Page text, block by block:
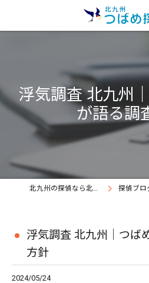
浮気調査 北九州
が語る調
北九州の探偵なら北九州つばめ探偵社｜証拠満載提出継続中 探偵ブログ｜浮気調査北九州
浮気調査 北九州｜つば
方針
2024/05/24